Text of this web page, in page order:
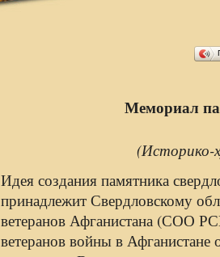
Мемориал
(Историко-
Идея создания памятника
принадлежит Свердловскому
ветеранов Афганистана (СОО
ветеранов войны в Афганистане